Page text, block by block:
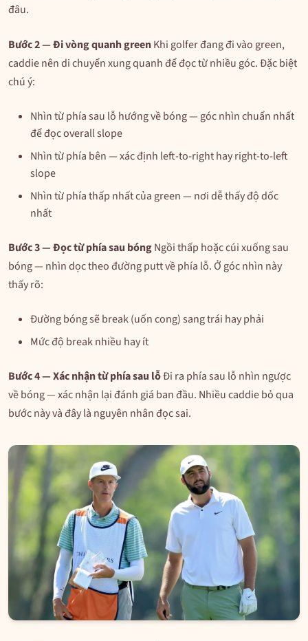
đâu.
Bước 2 — Đi vòng quanh greenKhi golfer đang đi vào green,
caddie nên di chuyển xung quanh để đọc từ nhiều góc. Đặc biệt
chú ý:
Nhìn từ phía sau lỗ hướng về bóng — góc nhìn chuẩn nhất
để đọc overall slope
Nhìn từ phía bên — xác định left-to-right hay right-to-left
slope
Nhìn từ phía thấp nhất của green — nơi dễ thấy độ dốc
nhất
Bước 3 — Đọc từ phía sau bóngNgồi thấp hoặc cúi xuống sau
bóng — nhìn dọc theo đường putt về phía lỗ. Ở góc nhìn này
thấy rõ:
Đường bóng sẽ break (uốn cong) sang trái hay phải
Mức độ break nhiều hay ít
Bước 4 — Xác nhận từ phía sau lỗĐi ra phía sau lỗ nhìn ngược
về bóng — xác nhận lại đánh giá ban đầu. Nhiều caddie bỏ qua
bước này và đây là nguyên nhân đọc sai.